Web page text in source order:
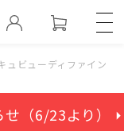
ュビューディファインモ
せ（6/23より） ⏵